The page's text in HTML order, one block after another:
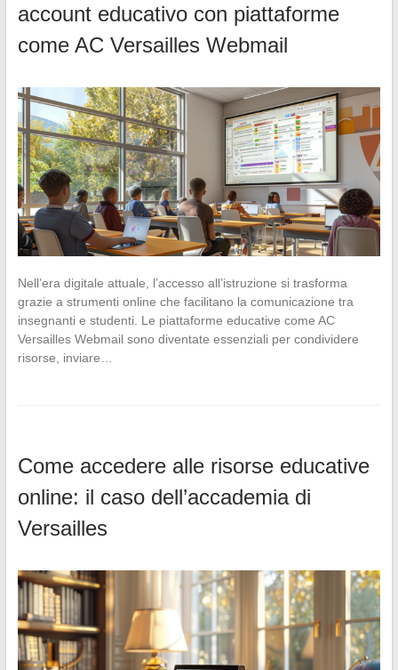
account educativo con piattaforme
come AC Versailles Webmail
Nell’era digitale attuale, l’accesso all’istruzione si trasforma
grazie a strumenti online che facilitano la comunicazione tra
insegnanti e studenti. Le piattaforme educative come AC
Versailles Webmail sono diventate essenziali per condividere
risorse, inviare…
Come accedere alle risorse educative
online: il caso dell’accademia di
Versailles